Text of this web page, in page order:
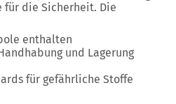
für die Sicherheit. Die
enthalten
und Lagerung
für gefährliche Stoffe